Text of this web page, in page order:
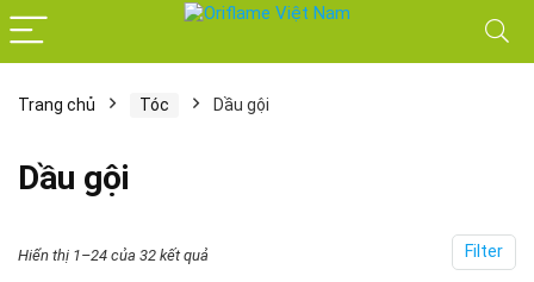
Trang chủ Tóc Dầu gội
Dầu gội
Filter
Hiển thị 1–24 của 32 kết quả